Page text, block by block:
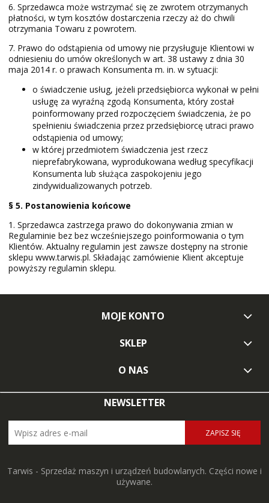
6. Sprzedawca może wstrzymać się ze zwrotem otrzymanych
płatności, w tym kosztów dostarczenia rzeczy aż do chwili
otrzymania Towaru z powrotem.
7. Prawo do odstąpienia od umowy nie przysługuje Klientowi w
odniesieniu do umów określonych w art. 38 ustawy z dnia 30
maja 2014 r. o prawach Konsumenta m. in. w sytuacji:
o świadczenie usług, jeżeli przedsiębiorca wykonał w pełni
usługę za wyraźną zgodą Konsumenta, który został
poinformowany przed rozpoczęciem świadczenia, że po
spełnieniu świadczenia przez przedsiębiorcę utraci prawo
odstąpienia od umowy;
w której przedmiotem świadczenia jest rzecz
nieprefabrykowana, wyprodukowana według specyfikacji
Konsumenta lub służąca zaspokojeniu jego
zindywidualizowanych potrzeb.
§ 5. Postanowienia końcowe
1. Sprzedawca zastrzega prawo do dokonywania zmian w
Regulaminie bez bez wcześniejszego poinformowania o tym
Klientów. Aktualny regulamin jest zawsze dostępny na stronie
sklepu www.tarwis.pl. Składając zamówienie Klient akceptuje
powyższy regulamin sklepu.
MOJE KONTO
SKLEP
O NAS
NEWSLETTER
ZAPISZ SIĘ
Tarwis - Sprzedaż maszyn i urządzeń budowlanych. Części nowe i
używane.